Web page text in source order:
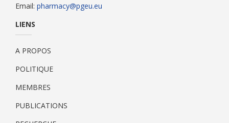
Email: pharmacy@pgeu.eu
LIENS
A PROPOS
POLITIQUE
MEMBRES
PUBLICATIONS